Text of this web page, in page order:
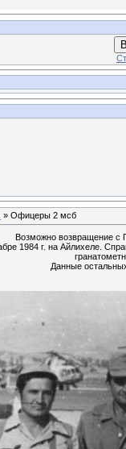
» Офицеры 2 мсб
Возможно возвращение с
1984 г. на Айлихеле.
Данные